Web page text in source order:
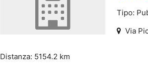
Tipo:
Via
Distanza: 5154.2 km